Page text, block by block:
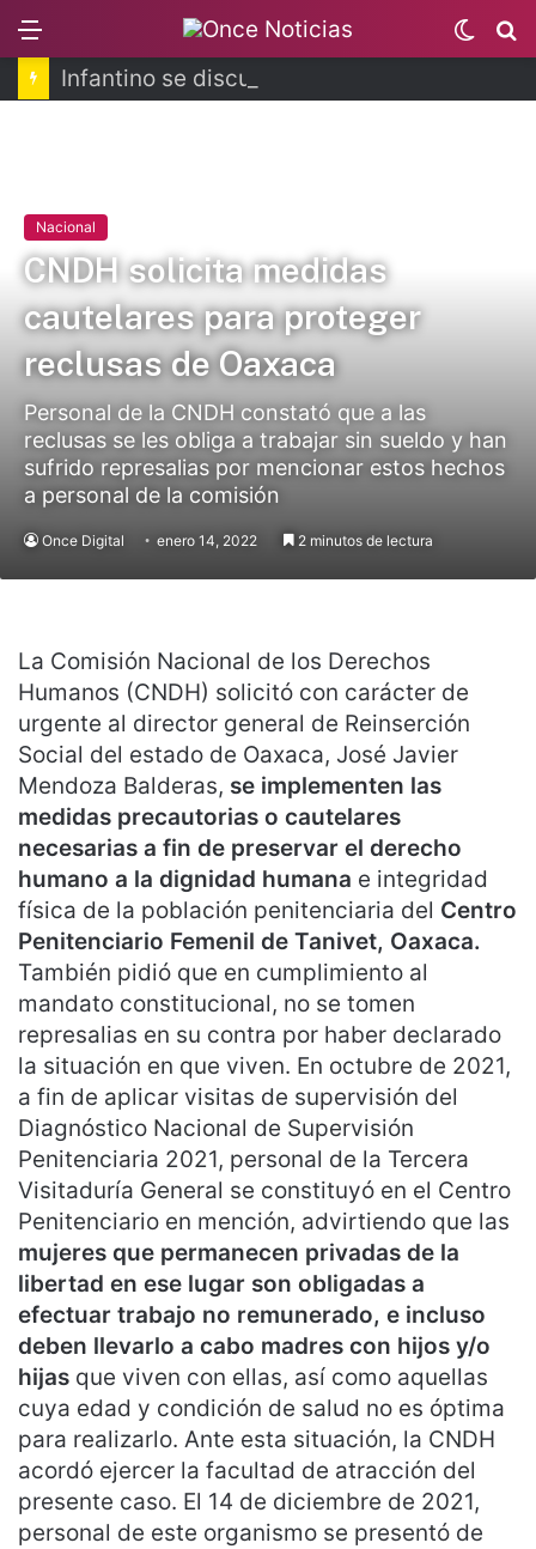
Switch
skin
Nacional
CNDH solicita medidas
cautelares para proteger
reclusas de Oaxaca
Personal de la CNDH constató que a las
reclusas se les obliga a trabajar sin sueldo y han
sufrido represalias por mencionar estos hechos
a personal de la comisión
Once Digital enero 14, 2022 2 minutos de lectura
La Comisión Nacional de los Derechos
Humanos (CNDH) solicitó con carácter de
urgente al director general de Reinserción
Social del estado de Oaxaca, José Javier
Mendoza Balderas, se implementen las
medidas precautorias o cautelares
necesarias a fin de preservar el derecho
humano a la dignidad humana e integridad
física de la población penitenciaria del Centro
Penitenciario Femenil de Tanivet, Oaxaca.
También pidió que en cumplimiento al
mandato constitucional, no se tomen
represalias en su contra por haber declarado
la situación en que viven. En octubre de 2021,
a fin de aplicar visitas de supervisión del
Diagnóstico Nacional de Supervisión
Penitenciaria 2021, personal de la Tercera
Visitaduría General se constituyó en el Centro
Penitenciario en mención, advirtiendo que las
mujeres que permanecen privadas de la
libertad en ese lugar son obligadas a
efectuar trabajo no remunerado, e incluso
deben llevarlo a cabo madres con hijos y/o
hijas que viven con ellas, así como aquellas
cuya edad y condición de salud no es óptima
para realizarlo. Ante esta situación, la CNDH
acordó ejercer la facultad de atracción del
presente caso. El 14 de diciembre de 2021,
personal de este organismo se presentó de